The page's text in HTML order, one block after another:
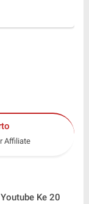
Affiliate
Ke 20